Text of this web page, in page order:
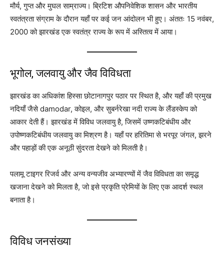
मौर्य, गुप्त और मुघल साम्राज्य। ब्रिटिश औपनिवेशिक शासन और भारतीय
स्वतंत्रता संग्राम के दौरान यहाँ पर कई जन आंदोलन भी हुए। अंततः 15 नवंबर,
2000 को झारखंड एक स्वतंत्र राज्य के रूप में अस्तित्व में आया।
भूगोल, जलवायु और जैव विविधता
झारखंड का अधिकांश हिस्सा छोटानागपुर पठार पर स्थित है, और यहाँ की प्रमुख
नदियाँ जैसे damodar, कोइल, और सुबर्नरेखा नदी राज्य के लैंडस्केप को
आकार देती हैं। झारखंड में विविध जलवायु है, जिसमें उष्णकटिबंधीय और
उपोष्णकटिबंधीय जलवायु का मिश्रण है। यहाँ पर हरितिमा से भरपूर जंगल, झरने
और पहाड़ों की एक अनूठी सुंदरता देखने को मिलती है।
पलामू टाइगर रिजर्व और अन्य वन्यजीव अभ्यारण्यों में जैव विविधता का समृद्ध
खजाना देखने को मिलता है, जो इसे प्रकृति प्रेमियों के लिए एक आदर्श स्थल
बनाता है।
विविध जनसंख्या